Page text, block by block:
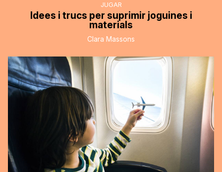
JUGAR
Idees i trucs per suprimir joguines i
materials
Clara Massons